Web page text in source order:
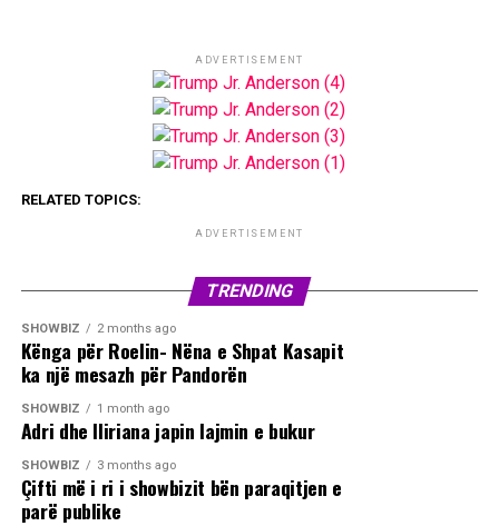
ADVERTISEMENT
RELATED TOPICS:
ADVERTISEMENT
TRENDING
SHOWBIZ 2 months ago
Kënga për Roelin- Nëna e Shpat Kasapit
ka një mesazh për Pandorën
SHOWBIZ 1 month ago
Adri dhe Iliriana japin lajmin e bukur
SHOWBIZ 3 months ago
Çifti më i ri i showbizit bën paraqitjen e
parë publike